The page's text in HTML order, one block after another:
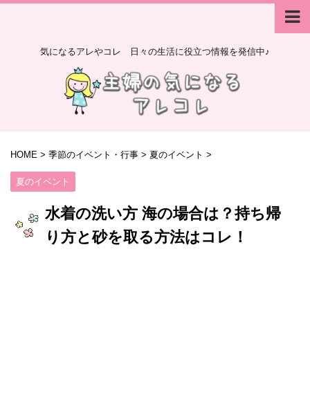
気になるアレやコレ 日々の生活に役立つ情報を発信中♪
HOME > 季節のイベント・行事 > 夏のイベント >
夏のイベント
水着の洗い方 海の場合は？持ち帰
り方と砂を取る方法はコレ！